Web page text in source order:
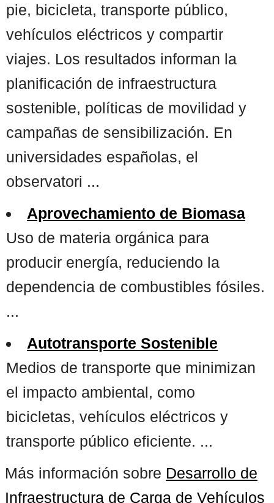
pie, bicicleta, transporte público,
vehículos eléctricos y compartir
viajes. Los resultados informan la
planificación de infraestructura
sostenible, políticas de movilidad y
campañas de sensibilización. En
universidades españolas, el
observatori ...
Aprovechamiento de Biomasa
Uso de materia orgánica para
producir energía, reduciendo la
dependencia de combustibles fósiles.
...
Autotransporte Sostenible
Medios de transporte que minimizan
el impacto ambiental, como
bicicletas, vehículos eléctricos y
transporte público eficiente. ...
Más información sobre Desarrollo de
Infraestructura de Carga de Vehículos